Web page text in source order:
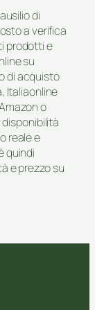
di
a verifica
prodotti e
su
di acquisto
Italiaonline
o
reale e
quindi
e prezzo su